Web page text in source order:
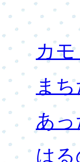
カ
ま
あ
は